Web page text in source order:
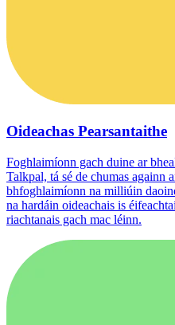
Oideachas Pearsantaithe
Foghlaimíonn gach duine ar
Talkpal, tá sé de chumas againn
bhfoghlaimíonn na milliúin
na hardáin oideachais is
riachtanais gach mac léinn.